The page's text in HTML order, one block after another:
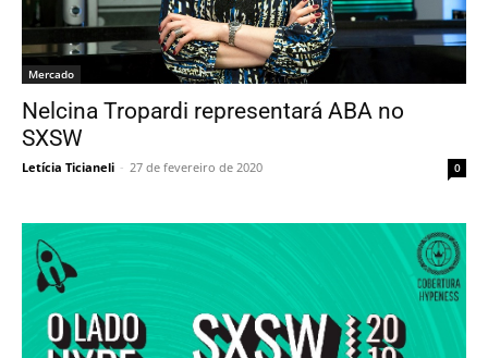
Mercado
Nelcina Tropardi representará ABA no
SXSW
Letícia Ticianeli - 27 de fevereiro de 2020 0